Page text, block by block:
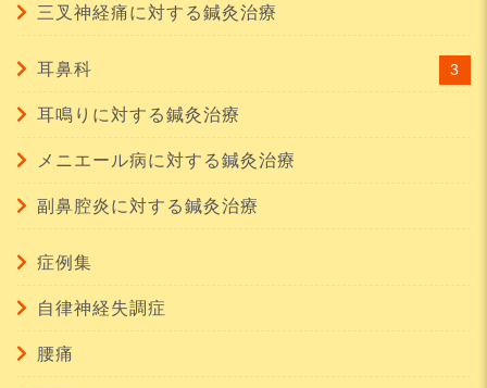
三叉神経痛に対する鍼灸治療
耳鼻科 3
耳鳴りに対する鍼灸治療
メニエール病に対する鍼灸治療
副鼻腔炎に対する鍼灸治療
症例集
自律神経失調症
腰痛